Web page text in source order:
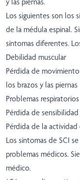
Los siguientes son los
de la médula espinal.
síntomas diferentes.
Debilidad muscular
Pérdida de
los brazos y las piernas
Problemas respiratorios
Pérdida de
Pérdida de la
Los síntomas de SCI
problemas médicos.
médico.